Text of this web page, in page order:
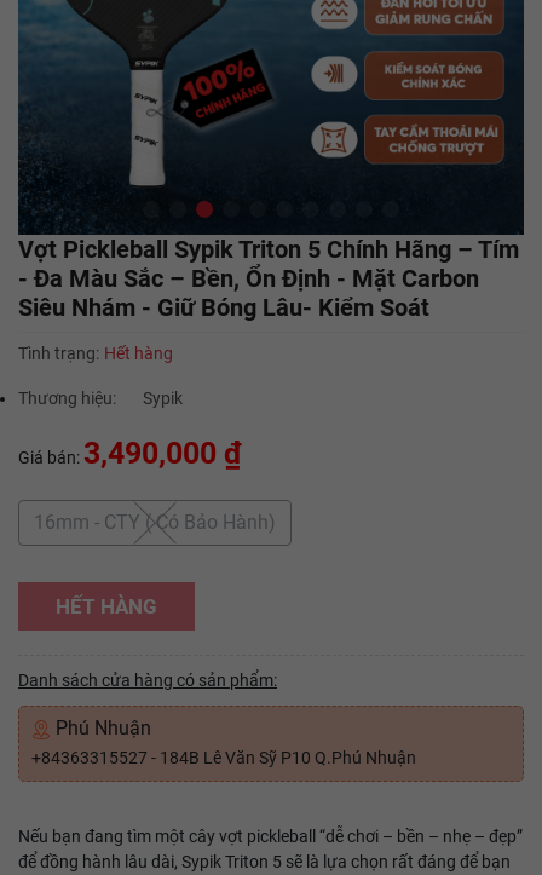
Vợt Pickleball Sypik Triton 5 Chính Hãng – Tím
- Đa Màu Sắc – Bền, Ổn Định - Mặt Carbon
Siêu Nhám - Giữ Bóng Lâu- Kiểm Soát
Tình trạng: Hết hàng
Thương hiệu: Sypik
Giá bán: 3,490,000 ₫
16mm - CTY ( Có Bảo Hành)
HẾT HÀNG
Danh sách cửa hàng có sản phẩm:
Phú Nhuận
+84363315527 - 184B Lê Văn Sỹ P10 Q.Phú Nhuận
Nếu bạn đang tìm một cây vợt pickleball “dễ chơi – bền – nhẹ – đẹp”
để đồng hành lâu dài, Sypik Triton 5 sẽ là lựa chọn rất đáng để bạn